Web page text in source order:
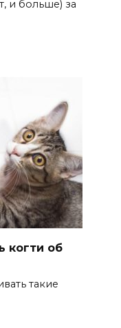
и больше) за
когти об
такие